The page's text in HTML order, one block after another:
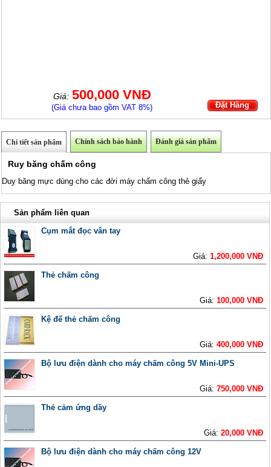
Giá: 500,000 VNĐ
(Giá chưa bao gồm VAT 8%) Đặt Hàng
Chi tiết sản phẩm Chính sách bảo hành Đánh giá sản phẩm
Ruy băng chấm công
Duy băng mực dùng cho các đời máy chấm công thẻ giấy
Sản phẩm liên quan
Cụm mắt đọc vân tay
Giá:1,200,000 VNĐ
Thẻ chấm công
Giá:100,000 VNĐ
Kệ để thẻ chấm công
Giá:400,000 VNĐ
Bộ lưu điện dành cho máy chấm công 5V Mini-UPS
Giá:750,000 VNĐ
Thẻ cảm ứng dầy
Giá:20,000 VNĐ
Bộ lưu điện dành cho máy chấm công 12V